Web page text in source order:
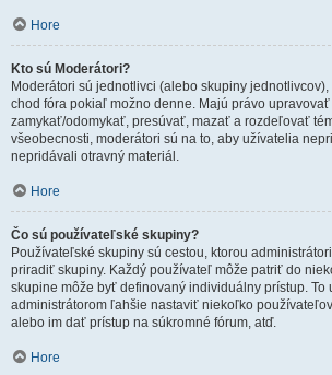
Hore
Kto sú Moderátori?
Moderátori sú jednotlivci (alebo skupiny
chod fóra pokiaľ možno denne. Majú právo
zamykať/odomykať, presúvať, mazať a rozdeľovať
všeobecnosti, moderátori sú na to, aby užívatelia
nepridávali otravný materiál.
Hore
Čo sú používateľské skupiny?
Používateľské skupiny sú cestou, ktorou
priradiť skupiny. Každý používateľ môže patriť do
skupine môže byť definovaný individuálny prístup. To
administrátorom ľahšie nastaviť niekoľko
alebo im dať prístup na súkromné fórum, atď.
Hore